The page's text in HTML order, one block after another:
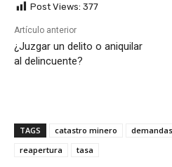
Post Views: 377
Artículo anterior
¿Juzgar un delito o aniquilar
al delincuente?
TAGS catastro minero demandas
reapertura
tasa